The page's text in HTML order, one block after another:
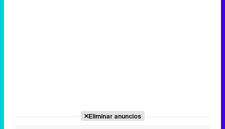
Eliminar anuncios